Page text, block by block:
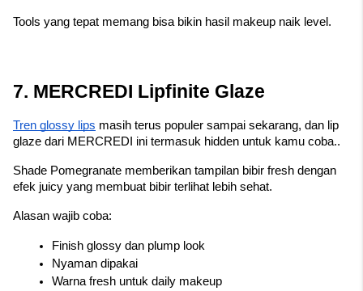
Tools yang tepat memang bisa bikin hasil makeup naik level.
7. MERCREDI Lipfinite Glaze
Tren glossy lips masih terus populer sampai sekarang, dan lip
glaze dari MERCREDI ini termasuk hidden untuk kamu coba..
Shade Pomegranate memberikan tampilan bibir fresh dengan
efek juicy yang membuat bibir terlihat lebih sehat.
Alasan wajib coba:
Finish glossy dan plump look
Nyaman dipakai
Warna fresh untuk daily makeup